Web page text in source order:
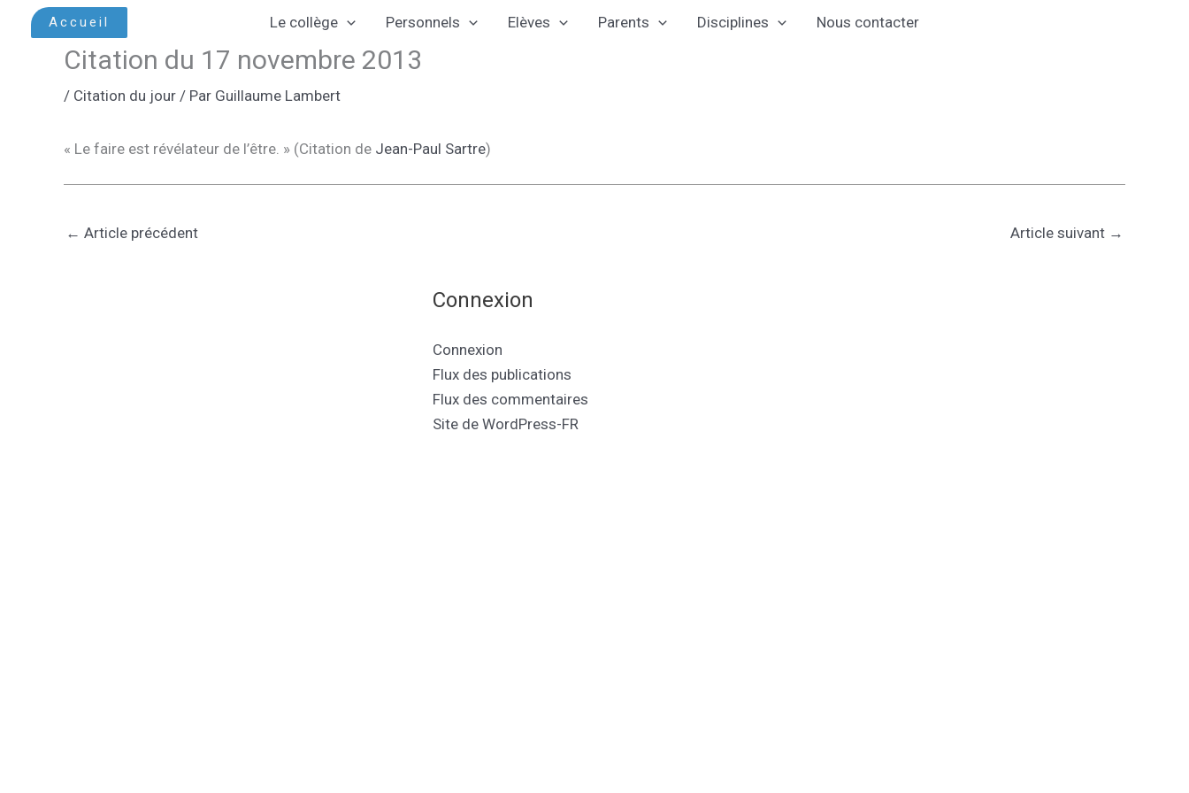
Accueil Le collège Personnels Elèves Parents Disciplines Nous contacter
Citation du 17 novembre 2013
/ Citation du jour / Par Guillaume Lambert
« Le faire est révélateur de l’être. » (Citation de Jean-Paul Sartre)
← Article précédent Article suivant →
Connexion
Connexion
Flux des publications
Flux des commentaires
Site de WordPress-FR